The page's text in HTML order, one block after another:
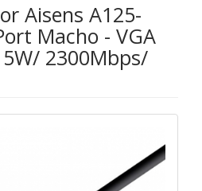
Aisens A125-
Macho - VGA
2300Mbps/